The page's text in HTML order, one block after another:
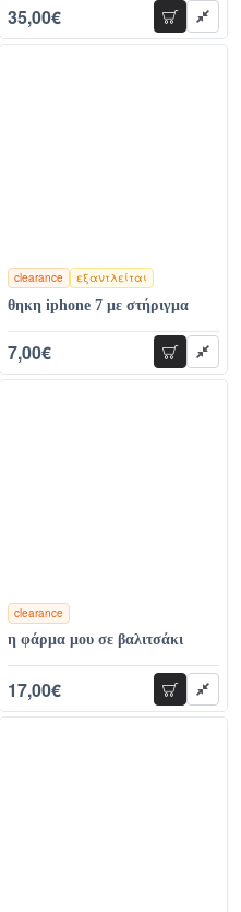
35,00€ προσθήκη
clearance εξαντλείται
χρώματα
θηκη iphone 7 με στήριγμα
7,00€ προσθήκη
clearance
χρώματα
η φάρμα μου σε βαλιτσάκι
17,00€ προσθήκη